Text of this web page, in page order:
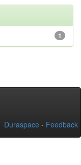
1
Duraspace - Feedback